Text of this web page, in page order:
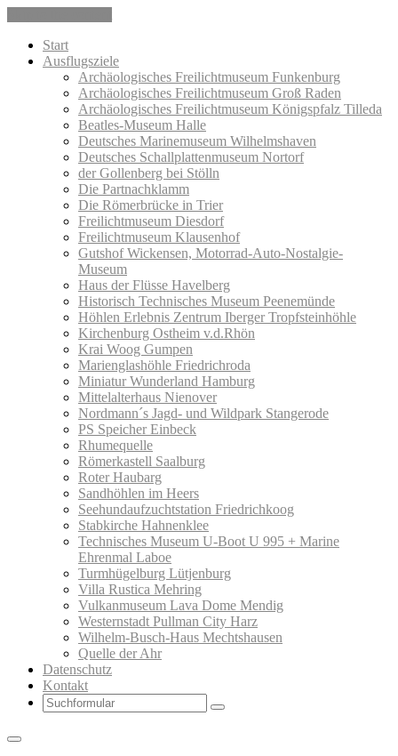
Start
Ausflugsziele
Archäologisches Freilichtmuseum Funkenburg
Archäologisches Freilichtmuseum Groß Raden
Archäologisches Freilichtmuseum Königspfalz Tilleda
Beatles-Museum Halle
Deutsches Marinemuseum Wilhelmshaven
Deutsches Schallplattenmuseum Nortorf
der Gollenberg bei Stölln
Die Partnachklamm
Die Römerbrücke in Trier
Freilichtmuseum Diesdorf
Freilichtmuseum Klausenhof
Gutshof Wickensen, Motorrad-Auto-Nostalgie-
Museum
Haus der Flüsse Havelberg
Historisch Technisches Museum Peenemünde
Höhlen Erlebnis Zentrum Iberger Tropfsteinhöhle
Kirchenburg Ostheim v.d.Rhön
Krai Woog Gumpen
Marienglashöhle Friedrichroda
Miniatur Wunderland Hamburg
Mittelalterhaus Nienover
Nordmann´s Jagd- und Wildpark Stangerode
PS Speicher Einbeck
Rhumequelle
Römerkastell Saalburg
Roter Haubarg
Sandhöhlen im Heers
Seehundaufzuchtstation Friedrichkoog
Stabkirche Hahnenklee
Technisches Museum U-Boot U 995 + Marine
Ehrenmal Laboe
Turmhügelburg Lütjenburg
Villa Rustica Mehring
Vulkanmuseum Lava Dome Mendig
Westernstadt Pullman City Harz
Wilhelm-Busch-Haus Mechtshausen
Quelle der Ahr
Datenschutz
Kontakt
Search